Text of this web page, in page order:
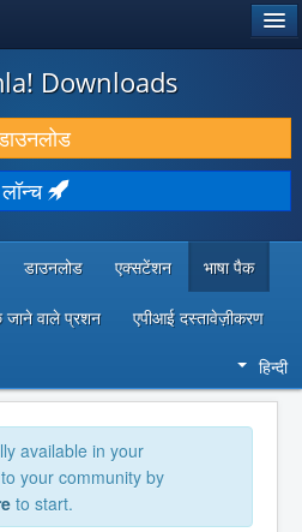
Downloads
लॉन्च
डाउनलोड एक्सटेंशन भाषा पैक
वाले प्रशन एपीआई दस्तावेज़ीकरण
हिन्दी
available in your
your community by
to start.